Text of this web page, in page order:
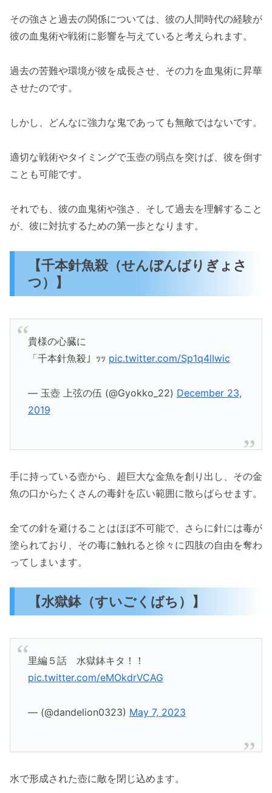
その強さと過去の関係については、彼の人間時代の経験が
彼の血鬼術や戦術に影響を与えていると考えられます。
過去の苦難や環境が彼を成長させ、その力を血鬼術に昇華
させたのです。
しかし、どんなに強力な鬼であっても無敵ではないです。
適切な戦術やタイミングで玉壺の弱点を突けば、彼を倒す
ことも可能です。
それでも、彼の血鬼術や強さ、そして過去を理解すること
が、彼に対抗するための第一歩となります。
【千本針魚殺（せんぼんばりぎょさ
つ）】
貴様の心臓に
「千本針魚殺」ｯｯ pic.twitter.com/Sp1q4lIwic
— 玉壺 上弦の伍 (@Gyokko_22) December 23,
2019
手に持っている壺から、超巨大な金魚を創り出し、その金
魚の口からたくさんの毒針を広い範囲に散らばらせます。
全ての針を避けることはほぼ不可能で、さらに針には毒が
塗られており、その毒に触れると徐々に四肢の自由を奪わ
ってしまいます。
【水獄鉢（すいごくばち）】
里編５話 水獄鉢キタ！！
pic.twitter.com/eMOkdrVCAG
— (@dandelion0323) May 7, 2023
水で形成された壺に敵を閉じ込めます。